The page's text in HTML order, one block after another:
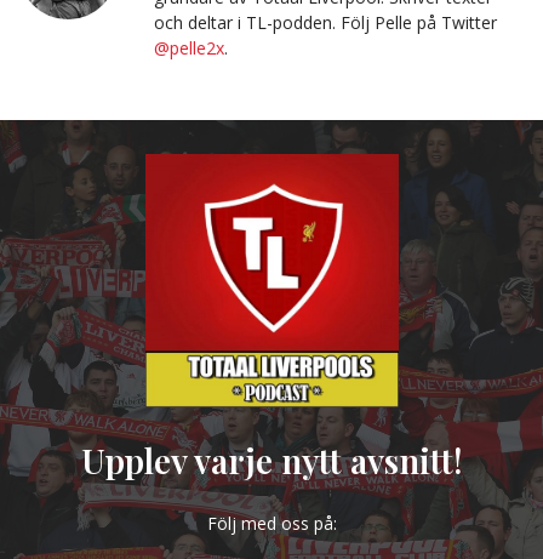
och deltar i TL-podden. Följ Pelle på Twitter
@pelle2x.
Upplev varje nytt avsnitt!
Följ med oss på: